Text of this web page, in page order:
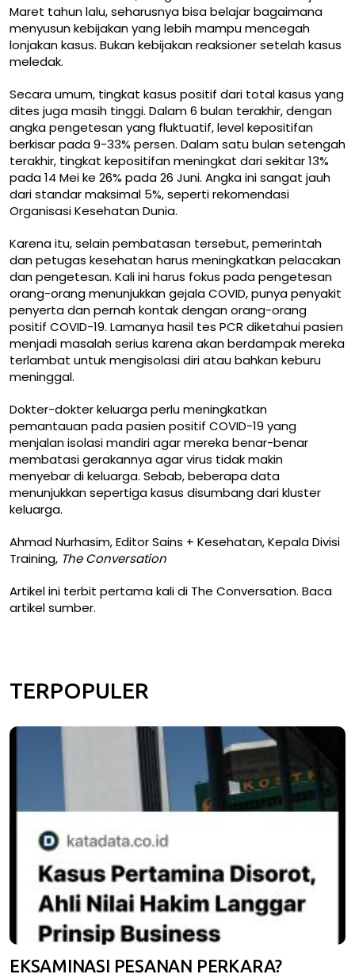
Maret tahun lalu, seharusnya bisa belajar bagaimana
menyusun kebijakan yang lebih mampu mencegah
lonjakan kasus. Bukan kebijakan reaksioner setelah kasus
meledak.
Secara umum, tingkat kasus positif dari total kasus yang
dites juga masih tinggi. Dalam 6 bulan terakhir, dengan
angka pengetesan yang fluktuatif, level kepositifan
berkisarpada 9-33% persen. Dalam satu bulan setengah
terakhir, tingkat kepositifan meningkat dari sekitar 13%
pada 14 Mei ke 26% pada 26 Juni. Angka ini sangat jauh
dari standar maksimal 5%, seperti rekomendasi
Organisasi Kesehatan Dunia.
Karena itu, selain pembatasan tersebut, pemerintah
dan petugas kesehatan harus meningkatkan pelacakan
dan pengetesan. Kali ini harus fokus pada pengetesan
orang-orang menunjukkan gejala COVID, punya penyakit
penyerta dan pernah kontak dengan orang-orang
positif COVID-19. Lamanya hasil tes PCR diketahui pasien
menjadi masalah serius karena akan berdampak mereka
terlambat untuk mengisolasi diri atau bahkan keburu
meninggal.
Dokter-dokter keluarga perlu meningkatkan
pemantauan pada pasien positif COVID-19 yang
menjalan isolasi mandiri agar mereka benar-benar
membatasi gerakannya agar virus tidak makin
menyebar di keluarga. Sebab,beberapa data
menunjukkansepertiga kasus disumbang dari kluster
keluarga.
Ahmad Nurhasim, Editor Sains + Kesehatan, Kepala Divisi
Training, The Conversation
Artikel ini terbit pertama kali di The Conversation. Baca
artikel sumber.
TERPOPULER
EKSAMINASI PESANAN PERKARA?